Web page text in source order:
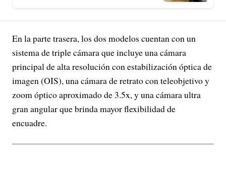
En la parte trasera, los dos modelos cuentan con un
sistema de triple cámara que incluye una cámara
principal de alta resolución con estabilización óptica de
imagen (OIS), una cámara de retrato con teleobjetivo y
zoom óptico aproximado de 3.5x, y una cámara ultra
gran angular que brinda mayor flexibilidad de
encuadre.